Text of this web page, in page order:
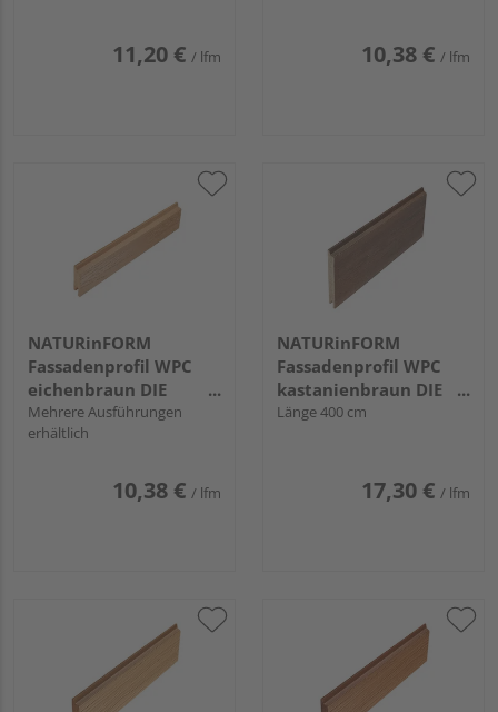
11,20 € / lfm 10,38 € / lfm
NATURinFORM
Fassadenprofil WPC
eichenbraun DIE
GESTALTENDE -
70x17mm
Mehrere Ausführungen
erhältlich
10,38 € / lfm
NATURinFORM
Fassadenprofil WPC
kastanienbraun DIE
GESTALTENDE -
Länge 400 cm
17,30 € / lfm